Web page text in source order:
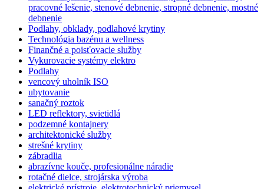
pracovné lešenie, stenové debnenie, stropné debnenie, mostné
debnenie
Podlahy, obklady, podlahové krytiny
Technológia bazénu a wellness
Finančné a poisťovacie služby
Vykurovacie systémy elektro
Podlahy
vencový uholník ISO
ubytovanie
sanačný roztok
LED reflektory, svietidlá
podzemné kontajnery
architektonické služby
strešné krytiny
zábradlia
abrazívne kouče, profesionálne náradie
rotačné dielce, strojárska výroba